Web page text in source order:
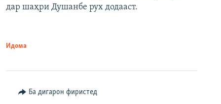
дар шаҳри Душанбе рух додааст.
Идома
Ба дигарон фиристед